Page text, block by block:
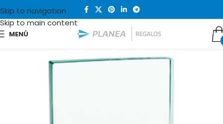
Skip to navigation
Skip to main content
MENÚ